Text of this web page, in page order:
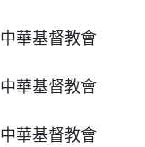
華基督教會
華基督教會
華基督教會